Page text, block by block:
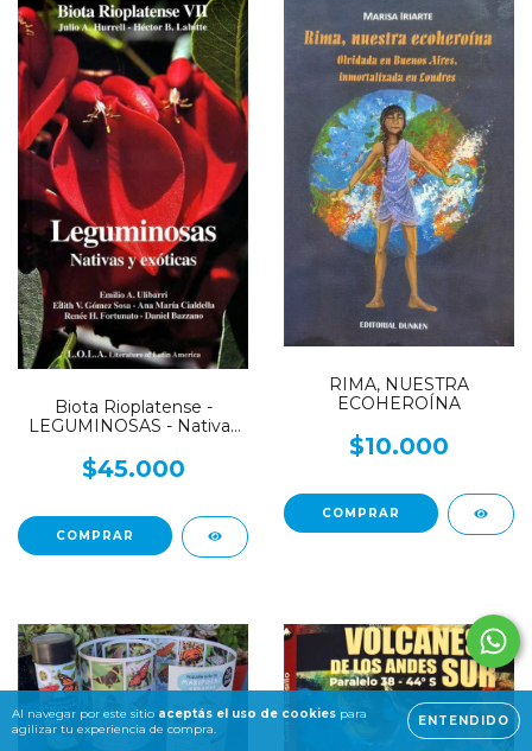
Al navegar por este sitio aceptás el uso de cookies para
agilizar tu experiencia de compra.
ENTENDIDO
Biota Rioplatense -
LEGUMINOSAS - Nativas
$45.000
RIMA, NUESTRA
ECOHEROÍNA
$10.000